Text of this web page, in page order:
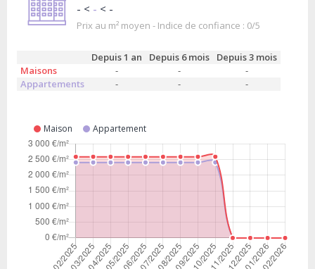
- < - < -
Prix au m² moyen - Indice de confiance : 0/5
Depuis 1 an Depuis 6 mois
Depuis 3 mois
Maisons
- -
-
Appartements
- - -
Maison Appartement